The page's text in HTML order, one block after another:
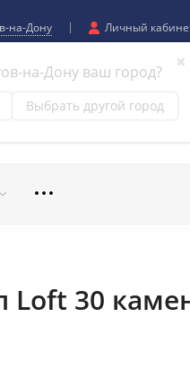
на-Дону
✖
на-Дону ваш город?
Выбрать другой город
Личный
Loft 30